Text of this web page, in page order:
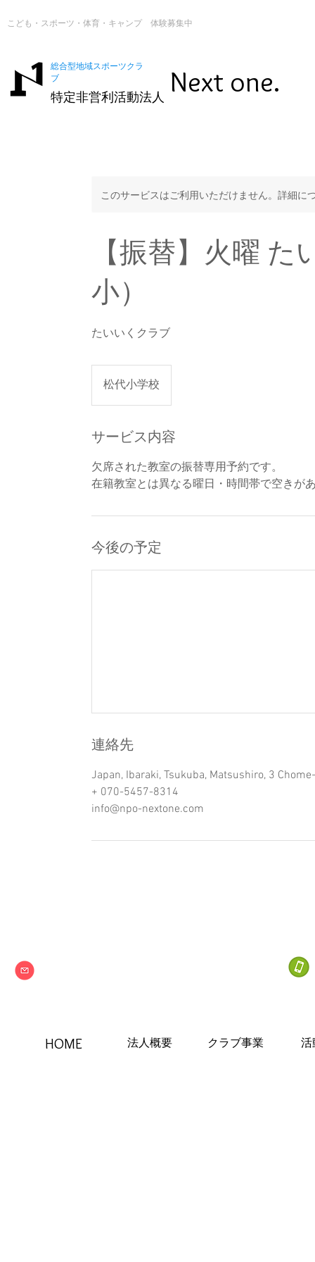
こども・スポーツ・体育・キャンプ 体験募集中
総合型地域スポーツクラ
ブ
特定非営利活動法人 Next one.
このサービスはご利用いただけません。詳細に
【振替】火曜
小）
たいいくクラブ
松代小学校
サービス内容
欠席された教室の振替専用予約です。
在籍教室とは異なる曜日・時間帯で空きが
今後の予定
連絡先
Japan, Ibaraki, Tsukuba, Matsushiro, 3
+ 070-5457-8314
info@npo-nextone.com
HOME 法人概要 クラブ事業 活